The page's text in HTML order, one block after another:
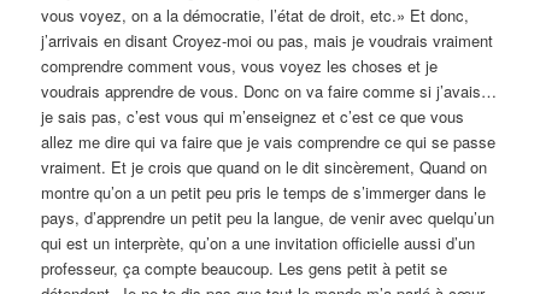
vous voyez, on a la démocratie, l’état de droit, etc.» Et donc,
j’arrivais en disant Croyez-moi ou pas, mais je voudrais vraiment
comprendre comment vous, vous voyez les choses et je
voudrais apprendre de vous. Donc on va faire comme si j’avais…
je sais pas, c’est vous qui m’enseignez et c’est ce que vous
allez me dire qui va faire que je vais comprendre ce qui se passe
vraiment. Et je crois que quand on le dit sincèrement, Quand on
montre qu’on a un petit peu pris le temps de s’immerger dans le
pays, d’apprendre un petit peu la langue, de venir avec quelqu’un
qui est un interprète, qu’on a une invitation officielle aussi d’un
professeur, ça compte beaucoup. Les gens petit à petit se